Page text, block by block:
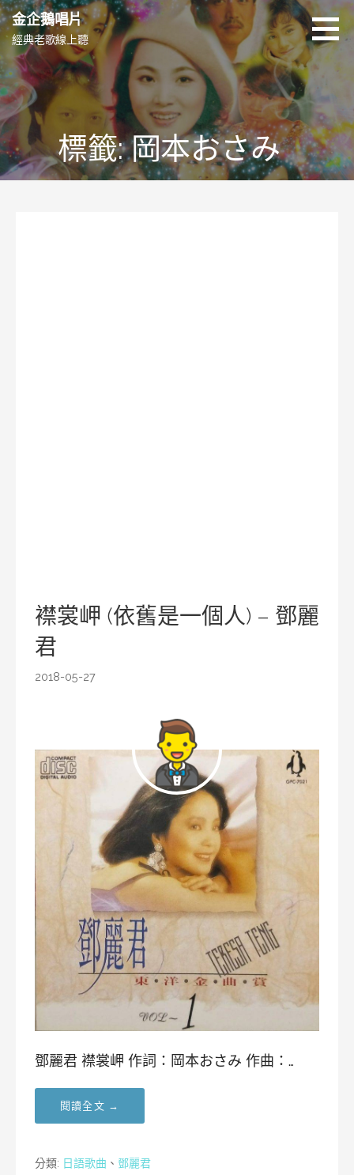
跳
至
主
要
內
容
金企鵝唱片
經典老歌線上聽
標籤: 岡本おさみ
襟裳岬 (依舊是一個人) – 鄧麗
君
2018-05-27
鄧麗君 襟裳岬 作詞：岡本おさみ 作曲：…
閱讀全文 →
分類: 日語歌曲 、 鄧麗君